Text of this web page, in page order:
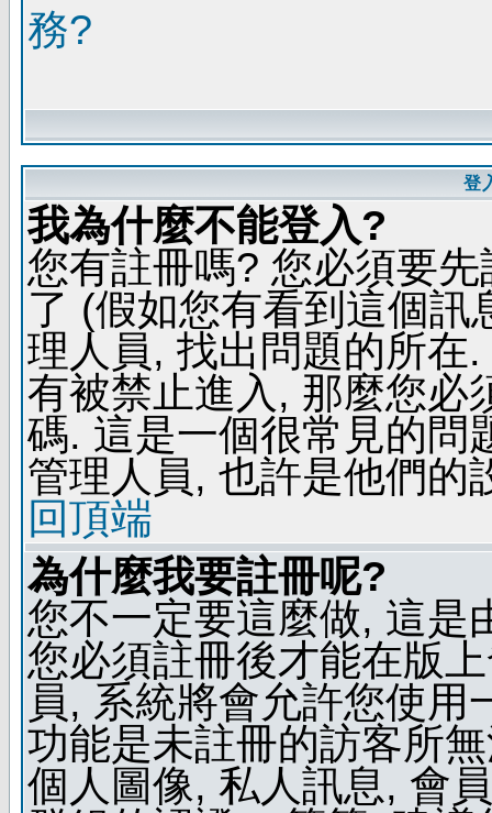
務?
登
我為什麼不能登入?
您有註冊嗎? 您必須要
了 (假如您有看到這個
理人員, 找出問題的所在
有被禁止進入, 那麼您必
碼. 這是一個很常見的問
管理人員, 也許是他們的
回頂端
為什麼我要註冊呢?
您不一定要這麼做, 這是
您必須註冊後才能在版
員, 系統將會允許您使
功能是未註冊的訪客所
個人圖像, 私人訊息, 會